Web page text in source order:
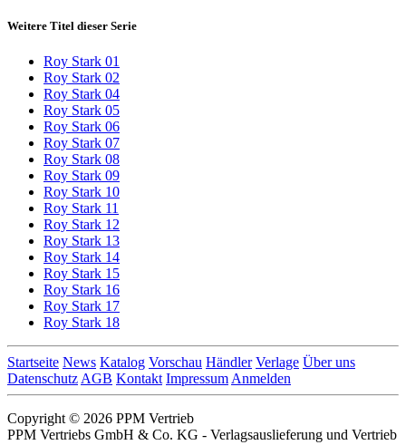
Weitere Titel dieser Serie
Roy Stark 01
Roy Stark 02
Roy Stark 04
Roy Stark 05
Roy Stark 06
Roy Stark 07
Roy Stark 08
Roy Stark 09
Roy Stark 10
Roy Stark 11
Roy Stark 12
Roy Stark 13
Roy Stark 14
Roy Stark 15
Roy Stark 16
Roy Stark 17
Roy Stark 18
Startseite News Katalog Vorschau Händler Verlage Über uns
Datenschutz AGB Kontakt Impressum Anmelden
Copyright © 2026 PPM Vertrieb
PPM Vertriebs GmbH & Co. KG - Verlagsauslieferung und Vertrieb